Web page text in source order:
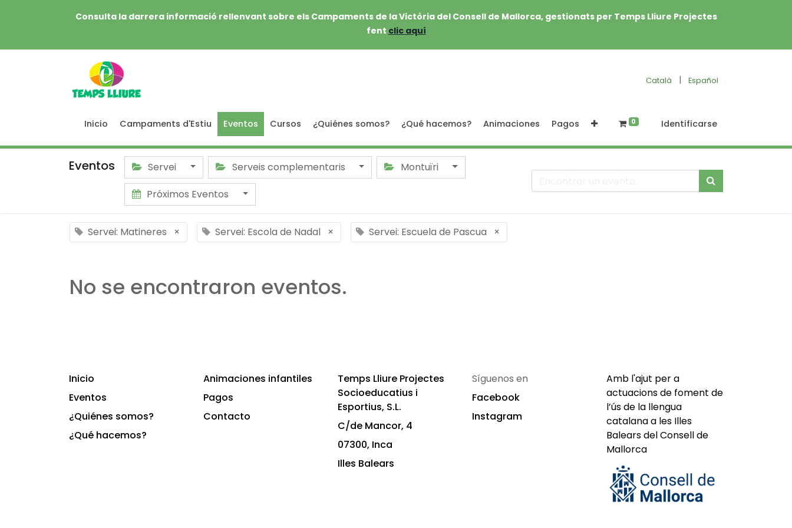
Consulta la darrera informació rellenvant sobre els Campaments de la Victòria del Consell de Mallorca, gestionats per Temps Lliure Projectes
fent clic aquí
Català | Español
Inicio Campaments d'Estiu Eventos Cursos ¿Quiénes somos? ¿Qué hacemos? Animaciones Pagos 0 Identificarse
Eventos Servei Serveis complementaris
Montuïri
Próximos Eventos
Servei: Matineres × Servei: Escola de Nadal × Servei: Escuela de Pascua ×
No se encontraron eventos.
Inicio
Eventos
¿Quiénes somos?
¿Qué hacemos?
Animaciones infantiles
Pagos
Contacto
Temps Lliure Projectes
Socioeducatius i
Esportius, S.L.
C/de Mancor, 4
07300, Inca
Illes Balears
Síguenos en
Facebook
Instagram
Amb l'ajut per a
actuacions de foment de
l’ús de la llengua
catalana a les Illes
Balears del Consell de
Mallorca